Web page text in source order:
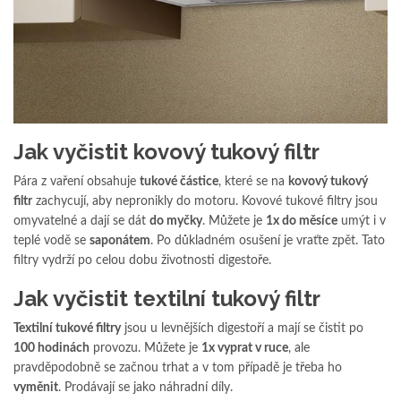
Jak vyčistit kovový tukový filtr
Pára z vaření obsahuje tukové částice, které se na kovový tukový
filtr zachycují, aby nepronikly do motoru. Kovové tukové filtry jsou
omyvatelné a dají se dát do myčky. Můžete je 1x do měsíce umýt i v
teplé vodě se saponátem. Po důkladném osušení je vraťte zpět. Tato
filtry vydrží po celou dobu životnosti digestoře.
Jak vyčistit textilní tukový filtr
Textilní tukové filtryjsou u levnějších digestoří a mají se čistit po
100 hodinách provozu. Můžete je 1x vyprat v ruce, ale
pravděpodobně se začnou trhat a v tom případě je třeba ho
vyměnit. Prodávají se jako náhradní díly.